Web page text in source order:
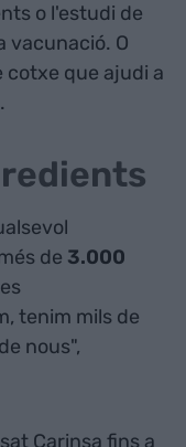
o l'estudi de
vacunació. O
que ajudi a
de 3.000
tenim mils de
nous",
Carinsa fins a